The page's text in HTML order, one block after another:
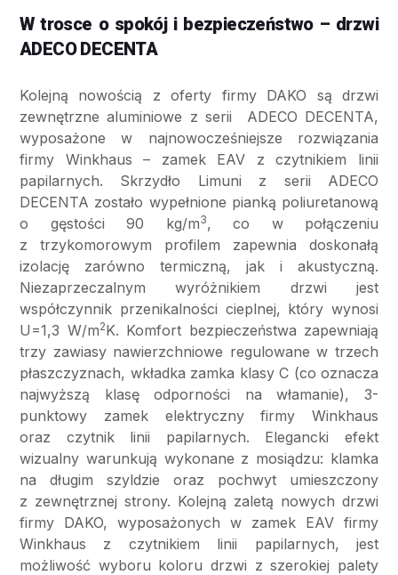
W trosce o spokój i bezpieczeństwo – drzwi
ADECO DECENTA
Kolejną nowością z oferty firmy DAKO są drzwi
zewnętrzne aluminiowe z serii ADECO DECENTA,
wyposażone w najnowocześniejsze rozwiązania
firmy Winkhaus – zamek EAV z czytnikiem linii
papilarnych. Skrzydło Limuni z serii ADECO
DECENTA zostało wypełnione pianką poliuretanową
o gęstości 90 kg/m3, co w połączeniu
z trzykomorowym profilem zapewnia doskonałą
izolację zarówno termiczną, jak i akustyczną.
Niezaprzeczalnym wyróżnikiem drzwi jest
współczynnik przenikalności cieplnej, który wynosi
U=1,3 W/m2K. Komfort bezpieczeństwa zapewniają
trzy zawiasy nawierzchniowe regulowane w trzech
płaszczyznach, wkładka zamka klasy C (co oznacza
najwyższą klasę odporności na włamanie), 3-
punktowy zamek elektryczny firmy Winkhaus
oraz czytnik linii papilarnych. Elegancki efekt
wizualny warunkują wykonane z mosiądzu: klamka
na długim szyldzie oraz pochwyt umieszczony
z zewnętrznej strony. Kolejną zaletą nowych drzwi
firmy DAKO, wyposażonych w zamek EAV firmy
Winkhaus z czytnikiem linii papilarnych, jest
możliwość wyboru koloru drzwi z szerokiej palety